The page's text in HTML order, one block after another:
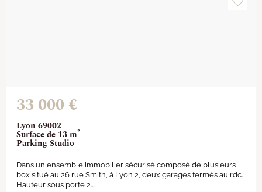
Lyon 69002
Surface de 13 m²
Parking Studio
33 000 €
Dans un ensemble immobilier sécurisé composé de plusieurs
box situé au 26 rue Smith, à Lyon 2, deux garages fermés au rdc.
Hauteur sous porte 2....